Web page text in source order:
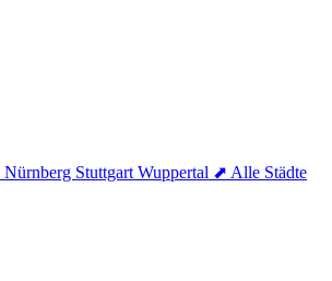
Nürnberg Stuttgart Wuppertal ⬈ Alle Städte